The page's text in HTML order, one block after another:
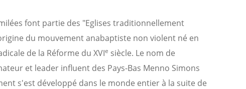
font partie des "Eglises traditionnellement
du mouvement anabaptiste non violent né en
de la Réforme du XVIe siècle. Le nom de
et leader influent des Pays-Bas Menno Simons
s'est développé dans le monde entier à la suite de